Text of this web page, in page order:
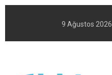
9 Ağustos 2026